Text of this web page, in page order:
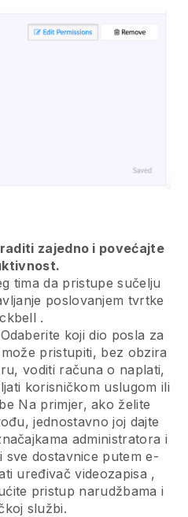
zajedno i povećajte
tima da pristupe sučelju
poslovanjem tvrtke
.
Odaberite koji dio posla za
pristupiti, bez obzira
voditi računa o naplati,
korisničkom uslugom ili
Na primjer, ako želite
jednostavno joj dajte
administratora i
sve dostavnice putem e-
uređivač videozapisa ,
pristup narudžbama i
službi.